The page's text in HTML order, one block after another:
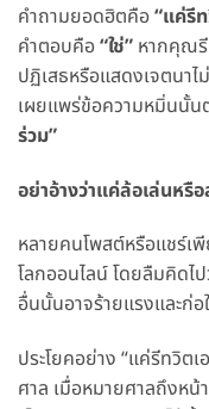
คำถามยอดฮิตคือ“แค่รี
คำตอบคือ“ใช่” หากคุณรี
ปฏิเสธหรือแสดงเจตนา
เผยแพร่ข้อความหมิ่นนั้น
ร่วม”
อย่าอ้างว่าแค่ล้อเล่นหรื
หลายคนโพสต์หรือแชร์เ
โลกออนไลน์ โดยลืมคิดไ
อื่นนั้นอาจร้ายแรงและก่อ
ประโยคอย่าง “แค่รีทวิตเ
ศาล เมื่อหมายศาลถึงห